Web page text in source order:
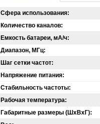
Сфера использования:
Количество каналов:
Емкость батареи, мА/ч:
Диапазон, МГц:
Шаг сетки частот:
Напряжение питания:
Стабильность частоты:
Рабочая температура:
Габаритные размеры (ШхВхГ):